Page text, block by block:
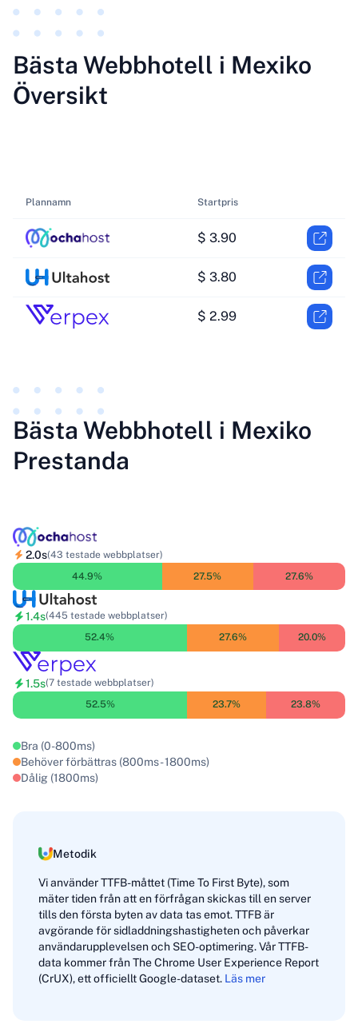
Bästa Webbhotell i Mexiko
Översikt
Plannamn Startpris
$ 3.90
$ 3.80
$ 2.99
Bästa Webbhotell i Mexiko
Prestanda
2.0s(43 testade webbplatser)
44.9%
27.5% 27.6%
1.4s(445 testade webbplatser)
52.4%
27.6% 20.0%
1.5s(7 testade webbplatser)
52.5%
23.7% 23.8%
Bra (0-800ms)
Behöver förbättras (800ms - 1800ms)
Dålig (1800ms)
Metodik
Vi använder TTFB-måttet (Time To First Byte), som
mäter tiden från att en förfrågan skickas till en server
tills den första byten av data tas emot. TTFB är
avgörande för sidladdningshastigheten och påverkar
användarupplevelsen och SEO-optimering. Vår TTFB-
data kommer från The Chrome User Experience Report
(CrUX), ett officiellt Google-dataset. Läs mer